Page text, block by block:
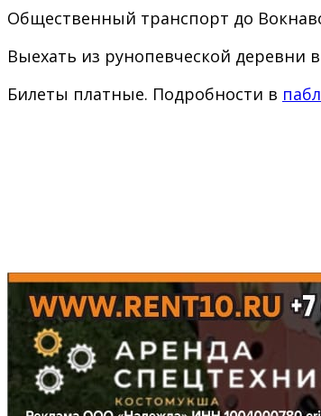
Общественный транспорт до
Выехать из рунопевческой деревни
Билеты платные. Подробности в